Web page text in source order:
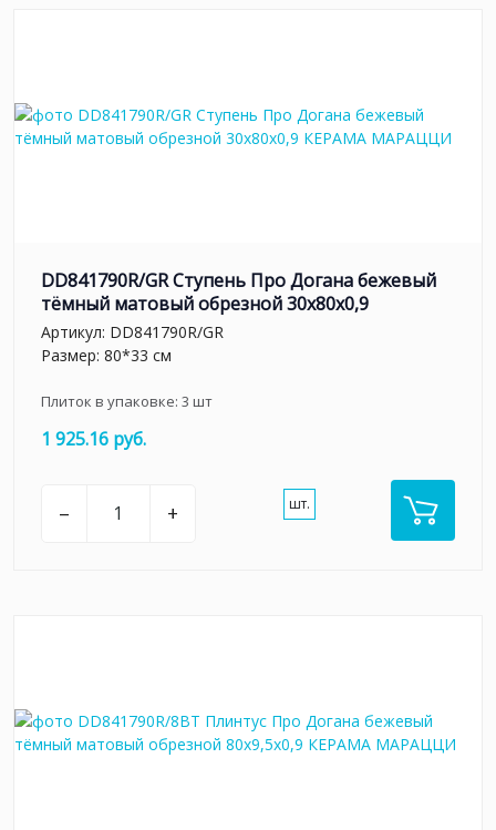
DD841790R/GR Ступень Про Догана бежевый
тёмный матовый обрезной 30x80x0,9
Артикул: DD841790R/GR
Размер: 80*33 см
Плиток в упаковке: 3 шт
1 925.16 руб.
– + шт.